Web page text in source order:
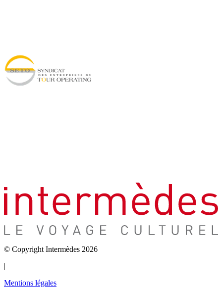
© Copyright Intermèdes 2026
|
Mentions légales